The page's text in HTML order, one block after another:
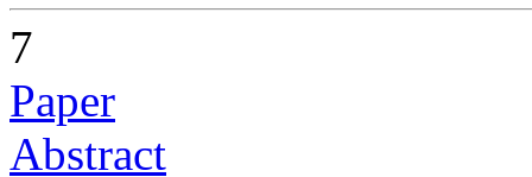
7
Paper
Abstract